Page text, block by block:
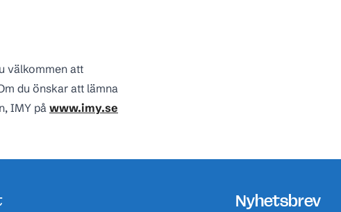
välkommen att
du önskar att lämna
IMY på www.imy.se
Nyhetsbrev